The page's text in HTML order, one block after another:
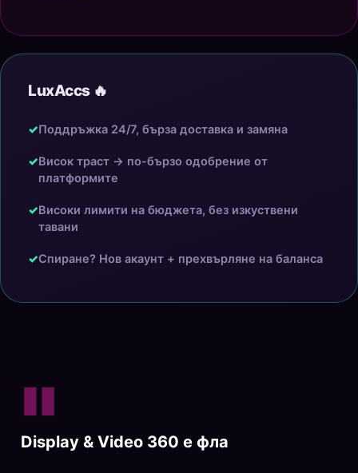
LuxAccs 🔥
✓Поддръжка 24/7, бърза доставка и замяна
✓Висок траст → по-бързо одобрение от
платформите
✓Високи лимити на бюджета, без изкуствени
тавани
✓Спиране? Нов акаунт + прехвърляне на баланса
"
Display & Video 360 е флагманската